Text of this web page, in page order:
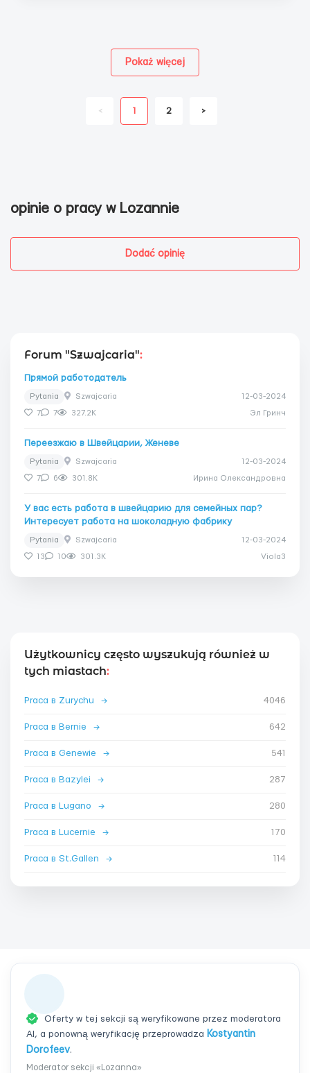
< 1 2 >
Pokaż więcej
opinie o pracy w Lozannie
Dodać opinię
Forum "Szwajcaria":
Прямой работодатель
Pytania Szwajcaria 12-03-2024
7 7 327.2K Эл Гринч
Переезжаю в Швейцарии, Женеве
Pytania Szwajcaria 12-03-2024
7 6 301.8K Ирина Олександровна
У вас есть работа в швейцарию для семейных пар?
Интересует работа на шоколадную фабрику
Pytania Szwajcaria 12-03-2024
13 10 301.3K Viola3
Użytkownicy często wyszukują również w
tych miastach:
Praca в Zurychu → 4046
Praca в Bernie → 642
Praca в Genewie → 541
Praca в Bazylei → 287
Praca в Lugano → 280
Praca в Lucernie → 170
Praca в St.Gallen → 114
Oferty w tej sekcji są weryfikowane przez moderatora
AI, a ponowną weryfikację przeprowadza Kostyantin
Dorofeev.
Moderator sekcji «Lozanna»